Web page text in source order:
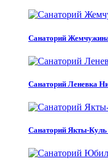
Санаторий
Санаторий Леневка
Санаторий Якты-